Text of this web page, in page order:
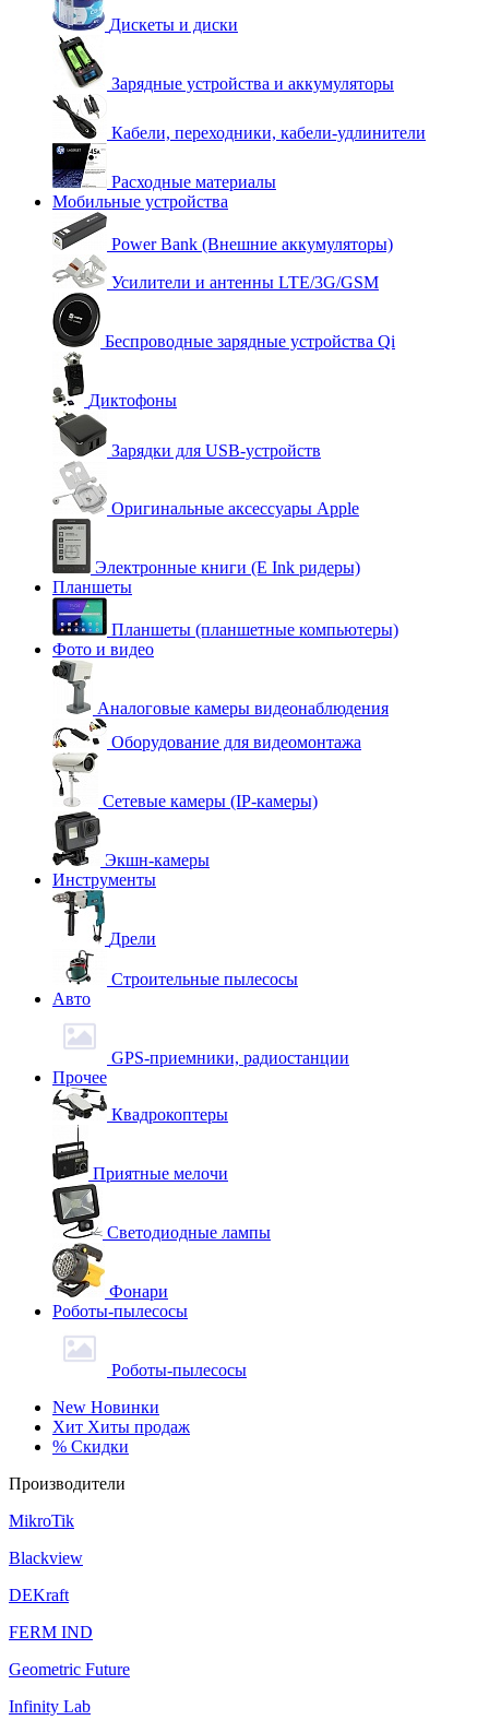
Дискеты и диски
Зарядные устройства и аккумуляторы
Кабели, переходники, кабели-удлинители
Расходные материалы
Мобильные устройства
Power Bank (Внешние аккумуляторы)
Усилители и антенны LTE/3G/GSM
Беспроводные зарядные устройства Qi
Диктофоны
Зарядки для USB-устройств
Оригинальные аксессуары Apple
Электронные книги (E Ink ридеры)
Планшеты
Планшеты (планшетные компьютеры)
Фото и видео
Аналоговые камеры видеонаблюдения
Оборудование для видеомонтажа
Сетевые камеры (IP-камеры)
Экшн-камеры
Инструменты
Дрели
Строительные пылесосы
Авто
GPS-приемники, радиостанции
Прочее
Квадрокоптеры
Приятные мелочи
Светодиодные лампы
Фонари
Роботы-пылесосы
Роботы-пылесосы
New Новинки
Хит Хиты продаж
% Скидки
Производители
MikroTik
Blackview
DEKraft
FERM IND
Geometric Future
Infinity Lab